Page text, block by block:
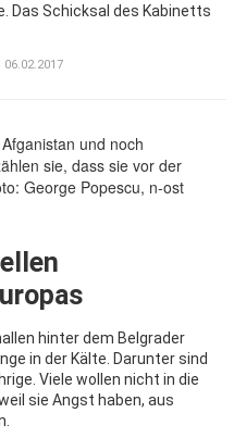
Das Schicksal des Kabinetts
| 06.02.2017
hinter dem Belgrader
in der Kälte. Darunter sind
Viele wollen nicht in die
sie Angst haben, aus